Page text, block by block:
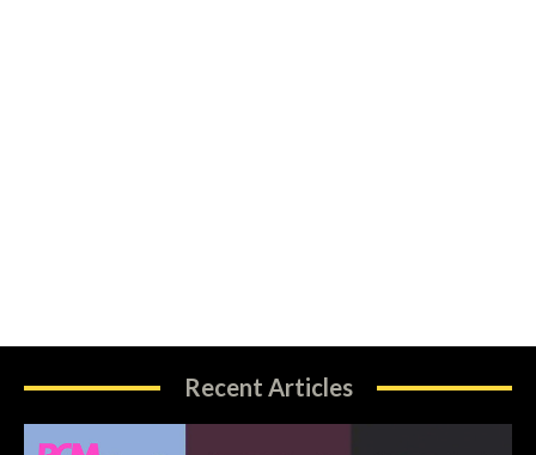
Recent Articles